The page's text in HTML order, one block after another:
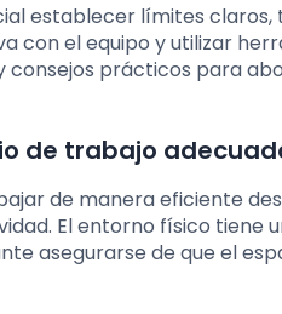
establecer límites
con el equipo y utilizar
prácticos para
de trabajo
de manera eficiente
El entorno físico tiene
asegurarse de que el